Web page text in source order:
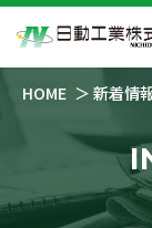
HOME 新着情